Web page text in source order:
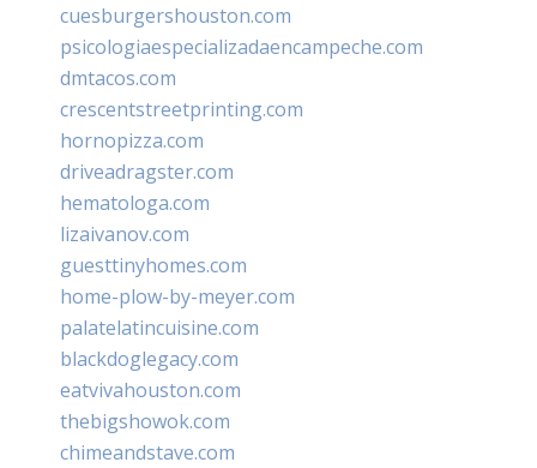
cuesburgershouston.com
psicologiaespecializadaencampeche.com
dmtacos.com
crescentstreetprinting.com
hornopizza.com
driveadragster.com
hematologa.com
lizaivanov.com
guesttinyhomes.com
home-plow-by-meyer.com
palatelatincuisine.com
blackdoglegacy.com
eatvivahouston.com
thebigshowok.com
chimeandstave.com